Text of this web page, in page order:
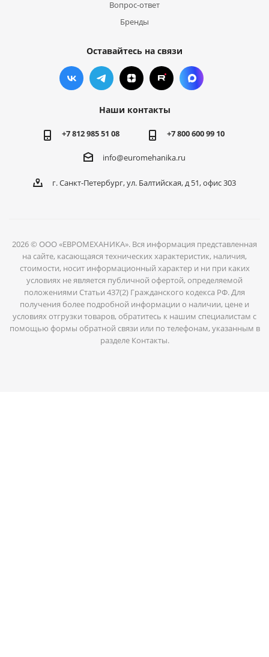
Вопрос-ответ
Бренды
Оставайтесь на связи
Наши контакты
+7 812 985 51 08 +7 800 600 99 10
info@euromehanika.ru
г. Санкт-Петербург, ул. Балтийская, д 51, офис 303
2026 © ООО «ЕВРОМЕХАНИКА». Вся информация представленная
на сайте, касающаяся технических характеристик, наличия,
стоимости, носит информационный характер и ни при каких
условиях не является публичной офертой, определяемой
положениями Статьи 437(2) Гражданского кодекса РФ. Для
получения более подробной информации о наличии, цене и
условиях отгрузки товаров, обратитесь к нашим специалистам с
помощью формы обратной связи или по телефонам, указанным в
разделе Контакты.